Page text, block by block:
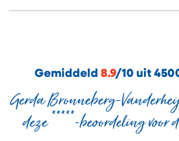
Gemiddeld 8.9/10 uit
Gerda Bronneberg-
deze *****-beoordeling voor